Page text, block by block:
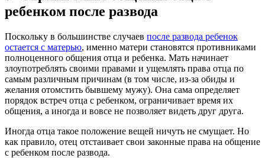
ребенком после развода
Поскольку в большинстве случаев после развода ребенок
остается с матерью, именно матери становятся противниками
полноценного общения отца и ребенка. Мать начинает
злоупотреблять своими правами и ущемлять права отца по
самым различным причинам (в том числе, из-за обиды и
желания отомстить бывшему мужу). Она сама определяет
порядок встреч отца с ребенком, ограничивает время их
общения, а иногда и вовсе не позволяет видеть друг друга.
Иногда отца такое положение вещей ничуть не смущает. Но
как правило, отец отстаивает свои законные права на общение
с ребенком после развода.